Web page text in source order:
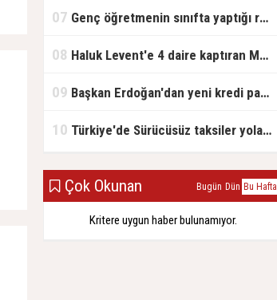
07 Genç öğretmenin sınıfta yaptığı rezil paylaşım
08 Haluk Levent'e 4 daire kaptıran Müteahhit soluğu savcılıkta aldı
09 Başkan Erdoğan'dan yeni kredi paketi müjdesi: 6 ay geri ödemesiz, 36 ay vadeli
10 Türkiye'de Sürücüsüz taksiler yola çıkmaya hazırlanıyor
Çok Okunan Bugün Dün Bu Hafta
Kritere uygun haber bulunamıyor.